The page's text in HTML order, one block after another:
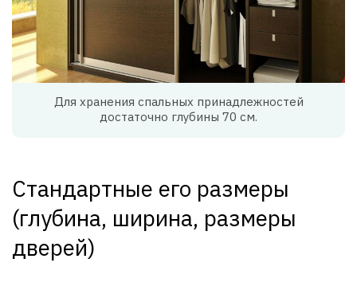
Для хранения спальных принадлежностей
достаточно глубины 70 см.
Стандартные его размеры
(глубина, ширина, размеры
дверей)